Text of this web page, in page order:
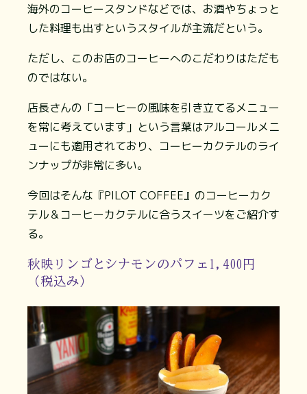
海外のコーヒースタンドなどでは、お酒やちょっと
した料理も出すというスタイルが主流だという。
ただし、このお店のコーヒーへのこだわりはただも
のではない。
店長さんの「コーヒーの風味を引き立てるメニュー
を常に考えています」という言葉はアルコールメニ
ューにも適用されており、コーヒーカクテルのライ
ンナップが非常に多い。
今回はそんな『PILOT COFFEE』のコーヒーカク
テル＆コーヒーカクテルに合うスイーツをご紹介す
る。
秋映リンゴとシナモンのパフェ1,400円
（税込み）